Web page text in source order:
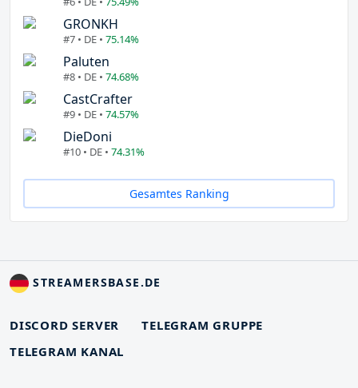
GRONKH
#7 • DE • 75.14%
Paluten
#8 • DE • 74.68%
CastCrafter
#9 • DE • 74.57%
DieDoni
#10 • DE • 74.31%
Gesamtes Ranking
STREAMERSBASE.DE
DISCORD SERVER
TELEGRAM GRUPPE
TELEGRAM KANAL